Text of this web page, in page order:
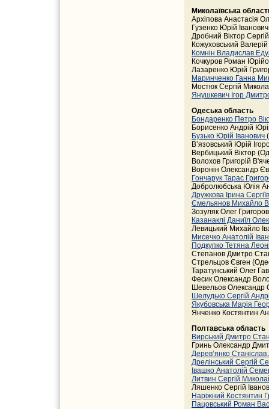
Миколаївська
Архіпова Анастасія
Гузенко Юрій
Дробний Віктор
Кожуховський
Комнін Владислав
Кочкуров Роман
Лазаренко Юрій
Маринченко Ганна
Мостюк Сергій
Янушкевич Ігор
Одеська область
Бондаренко Петро
Борисенко Андрій
Бузько Юрій Іванович
В’язовський Юрій
Вербицький Віктор
Волохов Григорій
Воронін Олександр
Гончарук Тарас
Добролюбська Юлія
Дружкова Ірина
Ємельянов Михайло
Зозуляк Олег
Казанаклі Даниїл
Левицький Михайло
Мисечко Анатолій
Подкупко Тетяна
Степанов Дмитро
Стрельцов Євген
Таратунський Олег
Фесик Олександр
Шевельов Олександр
Шелудько Сергій
Якубовська Марія
Янченко Костянтин
Полтавська область
Вирський Дмитро
Гринь Олександр
Дерев’янко
Дрелінський Сергій
Івашко Анатолій
Литвин Сергій
Ляшенко Сергій
Наріжний Костянтин
Пацовський Роман